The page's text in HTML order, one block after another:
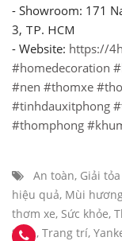
- Showroom: 171
3, ТР. НСМ
- Website: https://
#homedecoration
#nen #thomxe
#tinhdauxitphong
#thomphong
An toàn, Giải
hiệu quả, Mùi
thơm xe, Sức khỏe,
thần, Trang trí,